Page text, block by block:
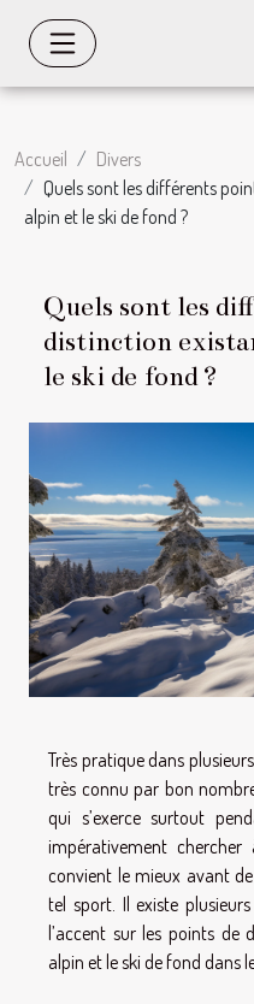
Accueil
Divers
Quels sont les différents
alpin et le ski de fond ?
Quels sont les
distinction
le ski de fond ?
Très pratique dans
très connu par bon
qui s’exerce surtout
impérativement
convient le mieux avant
tel sport. Il existe
l’accent sur les points de
alpin et le ski de fond dans